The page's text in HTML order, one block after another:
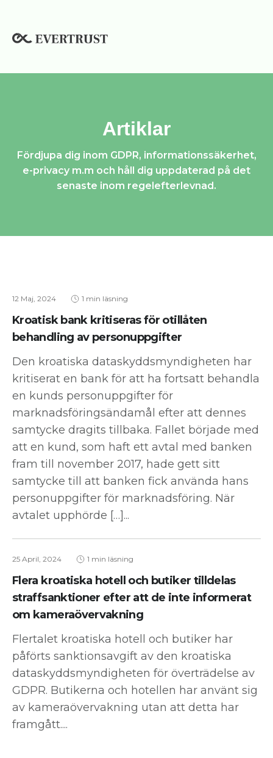
innehåll
Artiklar
Fördjupa dig inom GDPR, informationssäkerhet,
e-privacy m.m och håll dig uppdaterad på det
senaste inom regelefterlevnad.
12 Maj, 2024 1 min läsning
Kroatisk bank kritiseras för otillåten
behandling av personuppgifter
Den kroatiska dataskyddsmyndigheten har
kritiserat en bank för att ha fortsatt behandla
en kunds personuppgifter för
marknadsföringsändamål efter att dennes
samtycke dragits tillbaka. Fallet började med
att en kund, som haft ett avtal med banken
fram till november 2017, hade gett sitt
samtycke till att banken fick använda hans
personuppgifter för marknadsföring. När
avtalet upphörde […]...
25 April, 2024 1 min läsning
Flera kroatiska hotell och butiker tilldelas
straffsanktioner efter att de inte informerat
om kameraövervakning
Flertalet kroatiska hotell och butiker har
påförts sanktionsavgift av den kroatiska
dataskyddsmyndigheten för överträdelse av
GDPR. Butikerna och hotellen har använt sig
av kameraövervakning utan att detta har
framgått....